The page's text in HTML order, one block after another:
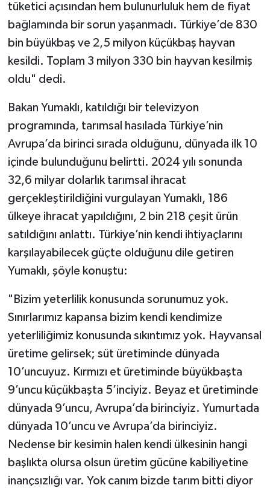
tüketici açısından hem bulunurluluk hem de fiyat
bağlamında bir sorun yaşanmadı. Türkiye’de 830
bin büyükbaş ve 2,5 milyon küçükbaş hayvan
kesildi. Toplam 3 milyon 330 bin hayvan kesilmiş
oldu" dedi.
Bakan Yumaklı, katıldığı bir televizyon
programında, tarımsal hasılada Türkiye’nin
Avrupa’da birinci sırada olduğunu, dünyada ilk 10
içinde bulunduğunu belirtti. 2024 yılı sonunda
32,6 milyar dolarlık tarımsal ihracat
gerçekleştirildiğini vurgulayan Yumaklı, 186
ülkeye ihracat yapıldığını, 2 bin 218 çeşit ürün
satıldığını anlattı. Türkiye’nin kendi ihtiyaçlarını
karşılayabilecek güçte olduğunu dile getiren
Yumaklı, şöyle konuştu:
"Bizim yeterlilik konusunda sorunumuz yok.
Sınırlarımız kapansa bizim kendi kendimize
yeterliliğimiz konusunda sıkıntımız yok. Hayvansal
üretime gelirsek; süt üretiminde dünyada
10’uncuyuz. Kırmızı et üretiminde büyükbaşta
9’uncu küçükbaşta 5’inciyiz. Beyaz et üretiminde
dünyada 9’uncu, Avrupa’da birinciyiz. Yumurtada
dünyada 10’uncu ve Avrupa’da birinciyiz.
Nedense bir kesimin halen kendi ülkesinin hangi
başlıkta olursa olsun üretim gücüne kabiliyetine
inançsızlığı var. Yok canım bizde tarım bitti diyor